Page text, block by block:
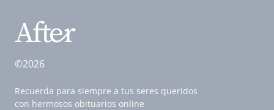
©2026
Recuerda para siempre a tus seres queridos
con hermosos obituarios online